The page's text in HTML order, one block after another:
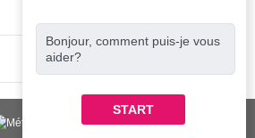
Bonjour, comment puis-je vous
aider?
START